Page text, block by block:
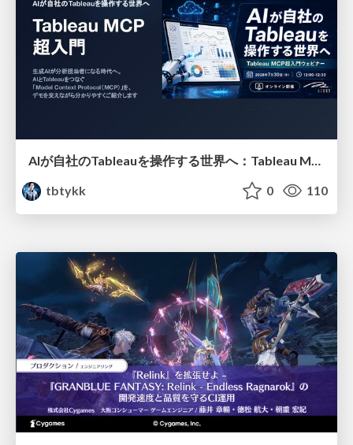
tbtykk
0 110